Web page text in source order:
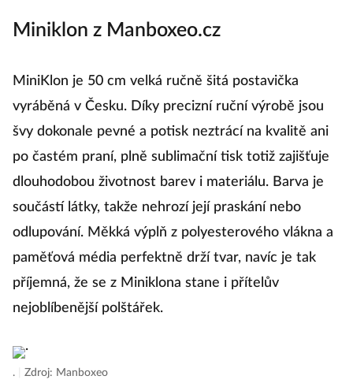
Miniklon z Manboxeo.cz
MiniKlon je 50 cm velká ručně šitá postavička
vyráběná v Česku. Díky precizní ruční výrobě jsou
švy dokonale pevné a potisk neztrácí na kvalitě ani
po častém praní, plně sublimační tisk totiž zajišťuje
dlouhodobou životnost barev i materiálu. Barva je
součástí látky, takže nehrozí její praskání nebo
odlupování. Měkká výplň z polyesterového vlákna a
příjemná, že se z Miniklona stane i přítelův
nejoblíbenější polštářek.